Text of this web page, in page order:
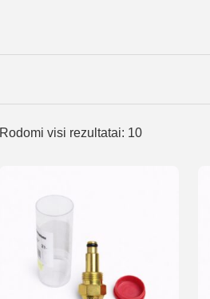
Rodomi visi rezultatai: 10